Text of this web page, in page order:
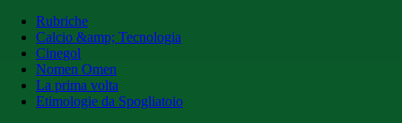
Rubriche
Calcio &amp; Tecnologia
Cinegol
Nomen Omen
La prima volta
Etimologie da Spogliatoio